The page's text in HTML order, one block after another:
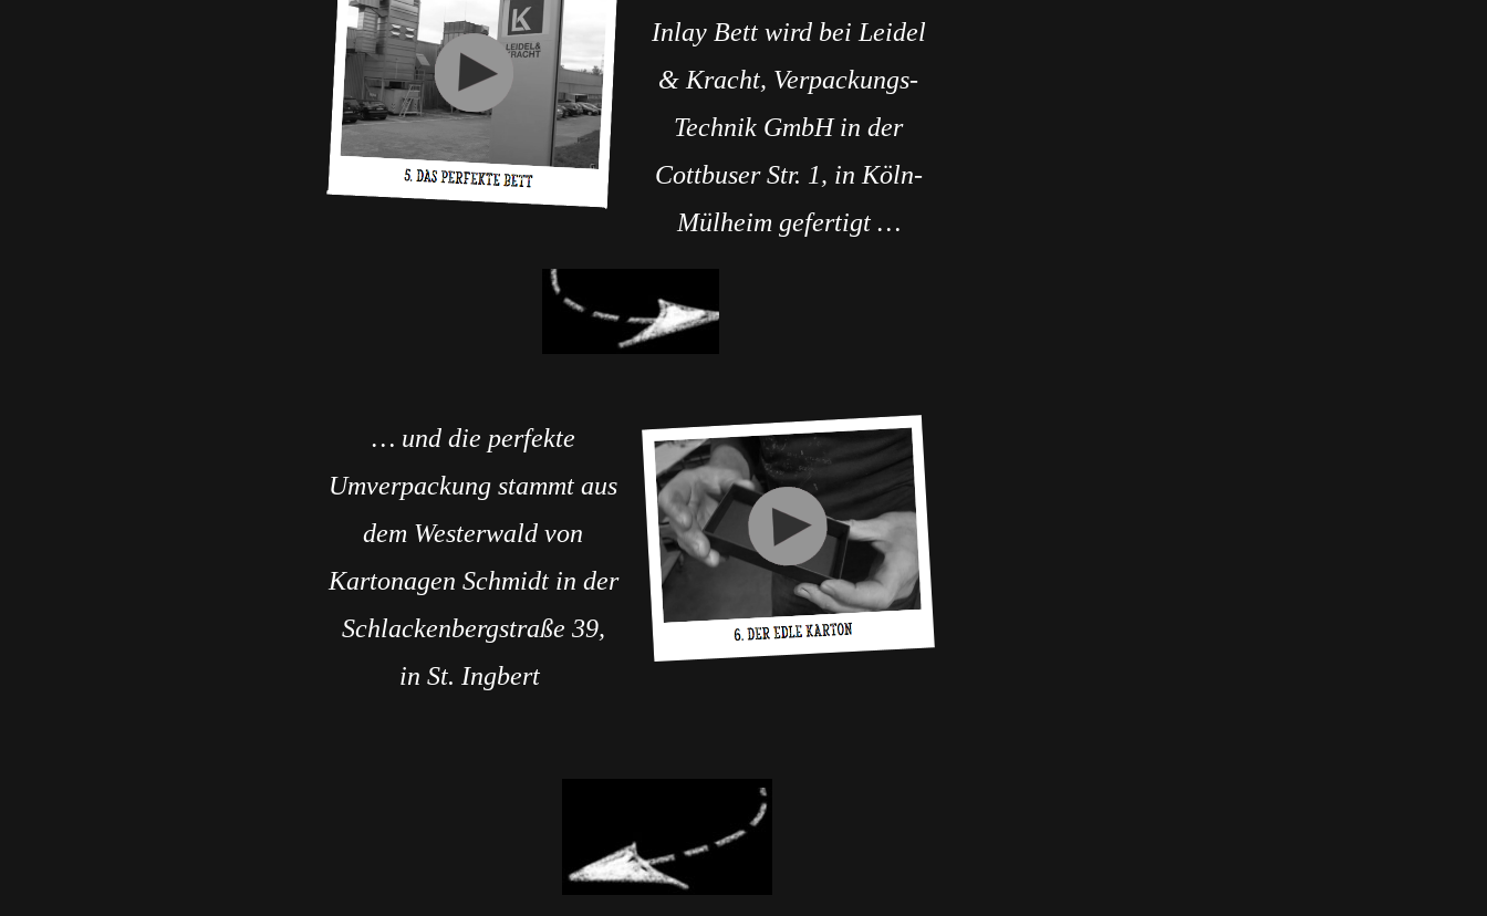
Inlay Bett wird bei Leidel
& Kracht, Verpackungs-
Technik GmbH in der
Cottbuser Str. 1, in Köln-
Mülheim gefertigt …
… und die perfekte
Umverpackung stammt aus
dem Westerwald von
Kartonagen Schmidt in der
Schlackenbergstraße 39,
in St. Ingbert